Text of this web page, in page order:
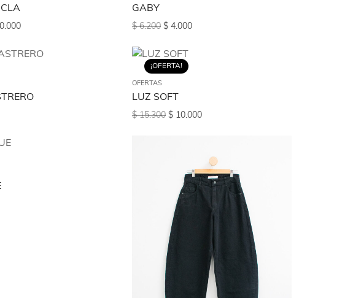
GABY
$6.200 $4.000
¡OFERTA!
OFERTAS
LUZ SOFT
$15.300 $10.000